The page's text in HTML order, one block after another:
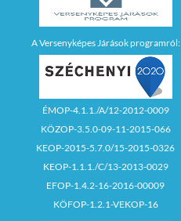
A Versenyképes Járások programról:
ÉMOP-4.1.1./A/12-2012-0009
KÖZOP-3.5.0-09-11-2015-066
KEOP-2015-5.7.0/15-2015-0326
KEOP-1.1.1./C/13-2013-0029
EFOP-1.4.2-16-2016-00009
KÖFOP-1.2.1-VEKOP-16